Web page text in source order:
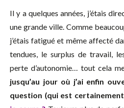
Il y a quelques années, j’étais
une grande ville. Comme
j’étais fatigué et même affecté
tendues, le surplus de travail,
perte d’autonomie… tout cela
jusqu’au jour où j’ai enfin
question (qui est